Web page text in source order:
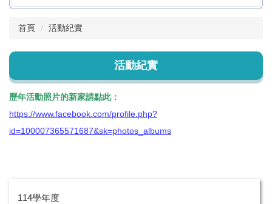
首頁 活動紀實
活動紀實
歷年活動照片的新家請點此：
https://www.facebook.com/profile.php?
id=100007365571687&sk=photos_albums
114學年度